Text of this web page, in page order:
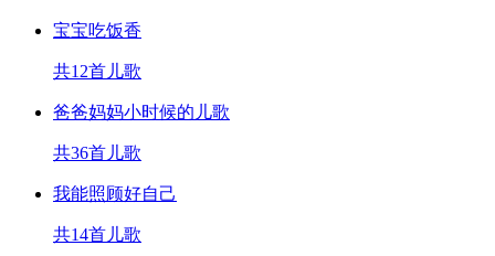
宝宝吃饭香
共12首儿歌
爸爸妈妈小时候的儿歌
共36首儿歌
我能照顾好自己
共14首儿歌